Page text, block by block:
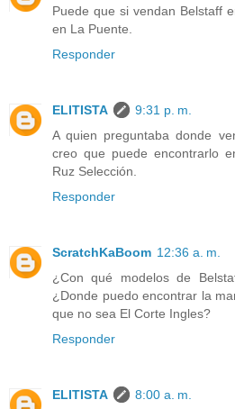
Puede que si vendan Belstaff
en La Puente.
Responder
ELITISTA
9:31 p. m.
A quien preguntaba donde
creo que puede encontrarlo
Ruz Selección.
Responder
ScratchKaBoom 12:36 a. m.
¿Con qué modelos de
¿Donde puedo encontrar la
que no sea El Corte Ingles?
Responder
ELITISTA
8:00 a. m.